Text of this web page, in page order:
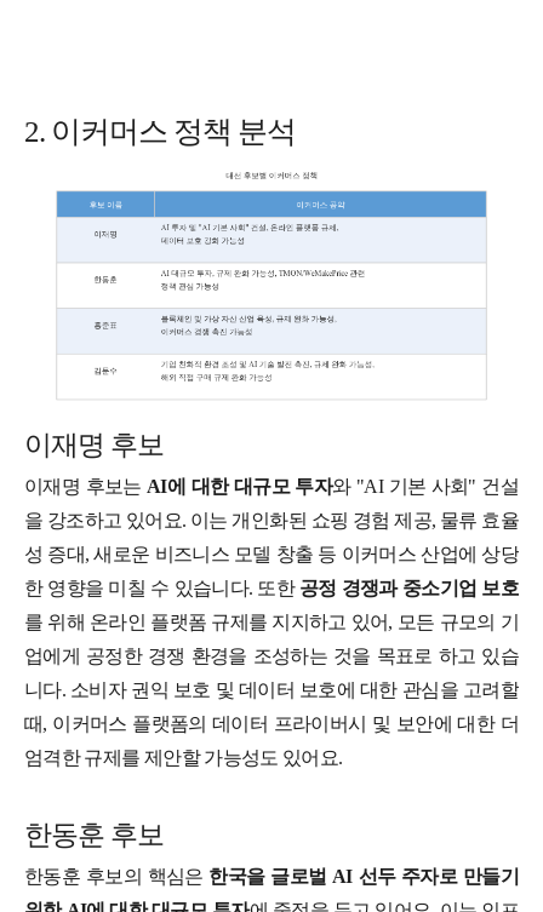
2. 이커머스 정책 분석
이재명 후보
이재명 후보는 AI에 대한 대규모 투자와 "AI 기본 사회" 건설
을 강조하고 있어요. 이는 개인화된 쇼핑 경험 제공, 물류 효율
성 증대, 새로운 비즈니스 모델 창출 등 이커머스 산업에 상당
한 영향을 미칠 수 있습니다. 또한 공정 경쟁과 중소기업 보호
를 위해 온라인 플랫폼 규제를 지지하고 있어, 모든 규모의 기
업에게 공정한 경쟁 환경을 조성하는 것을 목표로 하고 있습
니다. 소비자 권익 보호 및 데이터 보호에 대한 관심을 고려할
때, 이커머스 플랫폼의 데이터 프라이버시 및 보안에 대한 더
엄격한 규제를 제안할 가능성도 있어요.
한동훈 후보
한동훈 후보의 핵심은 한국을 글로벌 AI 선두 주자로 만들기